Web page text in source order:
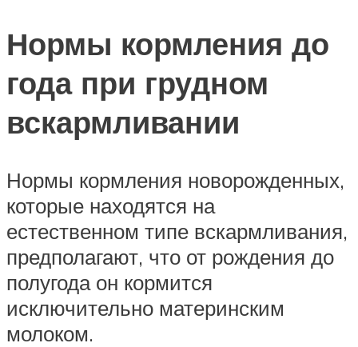
Нормы кормления до
года при грудном
вскармливании
Нормы кормления новорожденных,
которые находятся на
естественном типе вскармливания,
предполагают, что от рождения до
полугода он кормится
исключительно материнским
молоком.